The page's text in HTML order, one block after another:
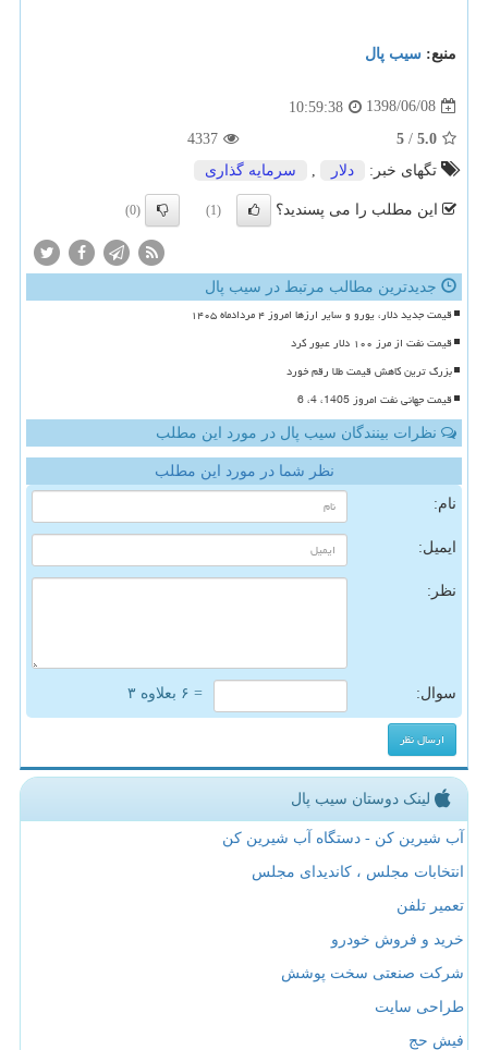
منبع: سیب پال
1398/06/08
10:59:38
5.0
/
5
4337
تگهای خبر:
دلار سرمایه گذاری
این مطلب را می پسندید؟ (1)
(0)
جدیدترین مطالب مرتبط در سیب پال
قیمت جدید دلار، یورو و سایر ارزها امروز ۴ مردادماه ۱۴۰۵
قیمت نفت از مرز ۱۰۰ دلار عبور کرد
بزرگ ترین کاهش قیمت طلا رقم خورد
قیمت جهانی نفت امروز 1405، 4، 6
نظرات بینندگان سیب پال در مورد این مطلب
نظر شما در مورد این مطلب
نام:
ایمیل:
نظر:
سوال: = ۶ بعلاوه ۳
لینک دوستان سیب پال
آب شیرین کن - دستگاه آب شیرین کن
انتخابات مجلس ، کاندیدای مجلس
تعمیر تلفن
خرید و فروش خودرو
شرکت صنعتی سخت پوشش
طراحی سایت
فیش حج